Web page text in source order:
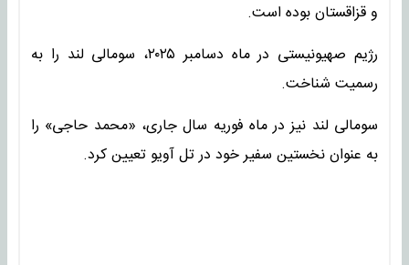
و قزاقستان بوده است.
رژیم صهیونیستی در ماه دسامبر ۲۰۲۵، سومالی لند را به
رسمیت شناخت.
سومالی لند نیز در ماه فوریه سال جاری، «محمد حاجی» را
به عنوان نخستین سفیر خود در تل آویو تعیین کرد.